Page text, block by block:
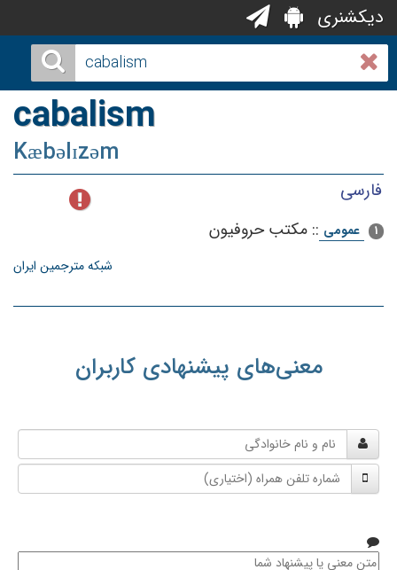
دیکشنری
cabalism
Kæbəlɪzəm
فارسی
1 عمومی :: مكتب‌ حروفیون‌
شبکه مترجمین ایران
معنی‌های پیشنهادی کاربران
و
نام
خانوادگی
شماره
تلفن
متن